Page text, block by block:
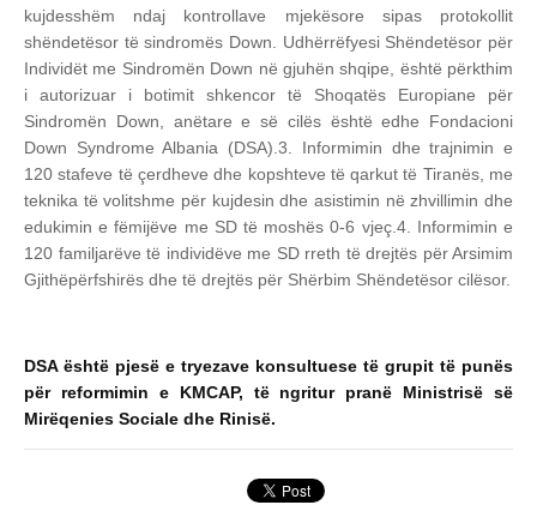
kujdesshëm ndaj kontrollave mjekësore sipas protokollit
shëndetësor të sindromës Down. Udhërrëfyesi Shëndetësor për
Individët me Sindromën Down në gjuhën shqipe, është përkthim
i autorizuar i botimit shkencor të Shoqatës Europiane për
Sindromën Down, anëtare e së cilës është edhe Fondacioni
Down Syndrome Albania (DSA).3. Informimin dhe trajnimin e
120 stafeve të çerdheve dhe kopshteve të qarkut të Tiranës, me
teknika të volitshme për kujdesin dhe asistimin në zhvillimin dhe
edukimin e fëmijëve me SD të moshës 0-6 vjeç. 4. Informimin e
120 familjarëve të individëve me SD rreth të drejtës për Arsimim
Gjithëpërfshirës dhe të drejtës për Shërbim Shëndetësor cilësor.
DSA është pjesë e tryezave konsultuese të grupit të punës
për reformimin e KMCAP, të ngritur pranë Ministrisë së
Mirëqenies Sociale dhe Rinisë.